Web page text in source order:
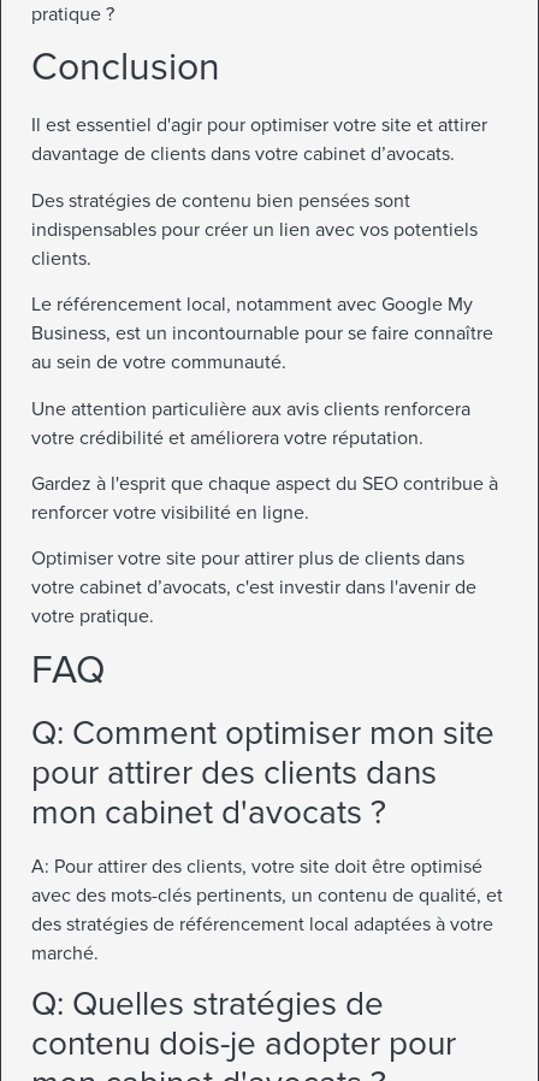
pratique ?
Conclusion
Il est essentiel d'agir pour optimiser votre site et attirer
davantage de clients dans votre cabinet d’avocats.
Des stratégies de contenu bien pensées sont
indispensables pour créer un lien avec vos potentiels
clients.
Le référencement local, notamment avec Google My
Business, est un incontournable pour se faire connaître
au sein de votre communauté.
Une attention particulière aux avis clients renforcera
votre crédibilité et améliorera votre réputation.
Gardez à l'esprit que chaque aspect du SEO contribue à
renforcer votre visibilité en ligne.
Optimiser votre site pour attirer plus de clients dans
votre cabinet d’avocats, c'est investir dans l'avenir de
votre pratique.
FAQ
Q: Comment optimiser mon site
pour attirer des clients dans
mon cabinet d'avocats ?
A: Pour attirer des clients, votre site doit être optimisé
avec des mots-clés pertinents, un contenu de qualité, et
des stratégies de référencement local adaptées à votre
marché.
Q: Quelles stratégies de
contenu dois-je adopter pour